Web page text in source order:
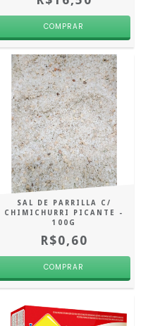
SAL DE PARRILLA C/
CHIMICHURRI PICANTE -
100G
R$0,60